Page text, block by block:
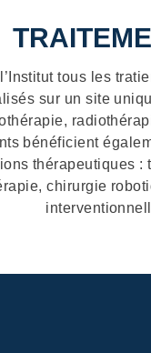
tous les
sur un site
bénéficient
thérapeutiques :
chirurgie